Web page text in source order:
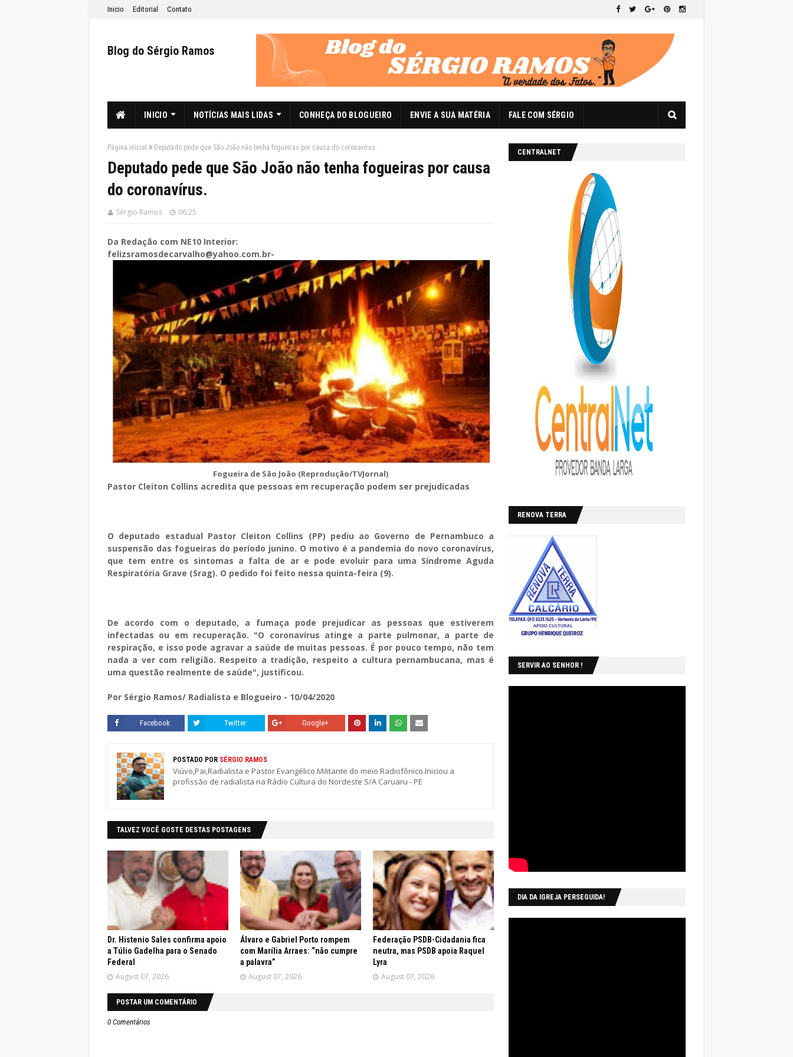
Inicio Editorial Contato
Blog do Sérgio Ramos
INICIO NOTÍCIAS MAIS LIDAS CONHEÇA DO BLOGUEIRO ENVIE A SUA MATÉRIA FALE COM SÉRGIO
Página inicial Deputado pede que São João não tenha fogueiras por causa do coronavírus.
Deputado pede que São João não tenha fogueiras por causa
do coronavírus.
Sérgio Ramos 06:25
Da Redação com NE10 Interior:
felizsramosdecarvalho@yahoo.com.br-
Fogueira de São João (Reprodução/TVJornal)
Pastor Cleiton Collins acredita que pessoas em recuperação podem ser prejudicadas
O deputado estadual Pastor Cleiton Collins (PP) pediu ao Governo de Pernambuco a
suspensão das fogueiras do período junino. O motivo é a pandemia do novo coronavírus,
que tem entre os sintomas a falta de ar e pode evoluir para uma Síndrome Aguda
Respiratória Grave (Srag). O pedido foi feito nessa quinta-feira (9).
De acordo com o deputado, a fumaça pode prejudicar as pessoas que estiverem
infectadas ou em recuperação. "O coronavírus atinge a parte pulmonar, a parte de
respiração, e isso pode agravar a saúde de muitas pessoas. É por pouco tempo, não tem
nada a ver com religião. Respeito a tradição, respeito a cultura pernambucana, mas é
uma questão realmente de saúde", justificou.
Por Sérgio Ramos/ Radialista e Blogueiro - 10/04/2020
Facebook Twitter Google+
POSTADO POR SÉRGIO RAMOS
Viúvo,Pai,Radialista e Pastor Evangélico.Militante do meio Radiofônico.Iniciou a
profissão de radialista na Rádio Cultura do Nordeste S/A Caruaru - PE
TALVEZ VOCÊ GOSTE DESTAS POSTAGENS
Dr. Histenio Sales confirma apoio
a Túlio Gadelha para o Senado
Federal
August 07, 2026
Álvaro e Gabriel Porto rompem
com Marília Arraes: “não cumpre
a palavra”
August 07, 2026
Federação PSDB-Cidadania fica
neutra, mas PSDB apoia Raquel
Lyra
August 07, 2026
POSTAR UM COMENTÁRIO
0 Comentários
CENTRALNET
RENOVA TERRA
SERVIR AO SENHOR !
DIA DA IGREJA PERSEGUIDA!